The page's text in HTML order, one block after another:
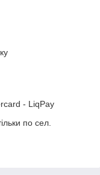
- LiqPay
по сел.